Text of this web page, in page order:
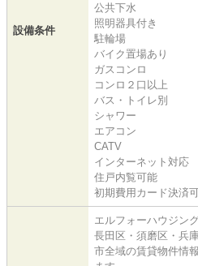
設備条件
公共下水
照明器具付き
駐輪場
バイク置場あり
ガスコンロ
コンロ２口以上
バス・トイレ別
シャワー
エアコン
CATV
インターネット対応
住戸内覧可能
初期費用カード決済
エルフォーハウジン
長田区・須磨区・兵
市全域の賃貸物件情